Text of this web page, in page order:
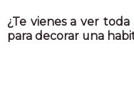
¿Te vienes a ver
para decorar una